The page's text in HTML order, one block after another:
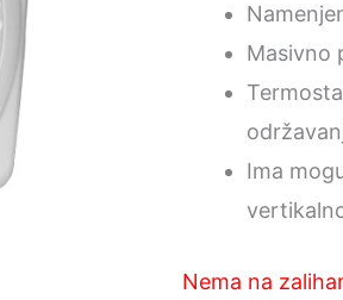
Masivno
Ima
Nema na